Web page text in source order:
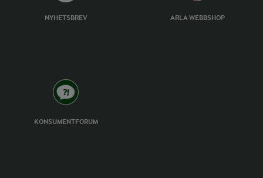
NYHETSBREV ARLA WEBBSHOP
KONSUMENTFORUM